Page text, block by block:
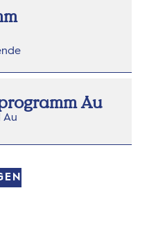
Au
Au